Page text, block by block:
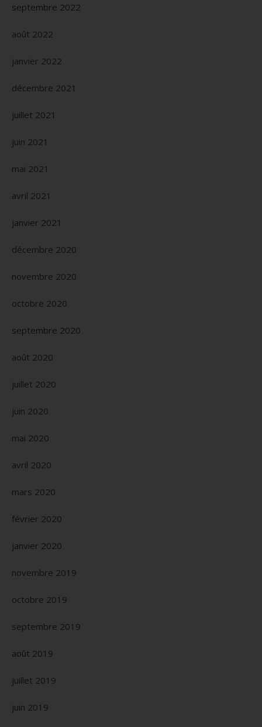
septembre 2022
août 2022
janvier 2022
décembre 2021
juillet 2021
juin 2021
mai 2021
avril 2021
janvier 2021
décembre 2020
novembre 2020
octobre 2020
septembre 2020
août 2020
juillet 2020
juin 2020
mai 2020
avril 2020
mars 2020
février 2020
janvier 2020
novembre 2019
octobre 2019
septembre 2019
août 2019
juillet 2019
juin 2019